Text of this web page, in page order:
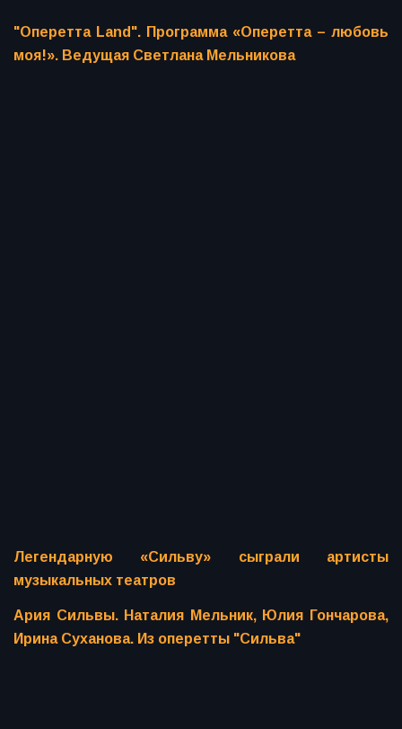
"Оперетта Land". Программа «Оперетта – любовь
моя!». Ведущая Светлана Мельникова
Легендарную «Сильву» сыграли артисты
музыкальных театров
Ария Сильвы. Наталия Мельник, Юлия Гончарова,
Ирина Суханова. Из оперетты "Сильва"